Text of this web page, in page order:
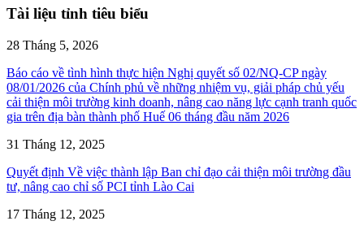
Tài liệu tỉnh tiêu biểu
28 Tháng 5, 2026
Báo cáo về tình hình thực hiện Nghị quyết số 02/NQ-CP ngày
08/01/2026 của Chính phủ về những nhiệm vụ, giải pháp chủ yếu
cải thiện môi trường kinh doanh, nâng cao năng lực cạnh tranh quốc
gia trên địa bàn thành phố Huế 06 tháng đầu năm 2026
31 Tháng 12, 2025
Quyết định Về việc thành lập Ban chỉ đạo cải thiện môi trường đầu
tư, nâng cao chỉ số PCI tỉnh Lào Cai
17 Tháng 12, 2025